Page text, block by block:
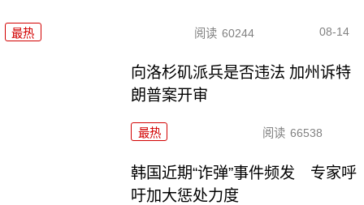
最热 阅读 60244 08-14
向洛杉矶派兵是否违法 加州诉特
朗普案开审
最热 阅读 66538
韩国近期“诈弹”事件频发 专家呼
吁加大惩处力度